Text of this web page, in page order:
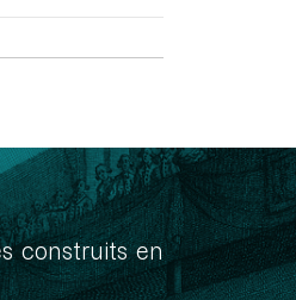
construits en